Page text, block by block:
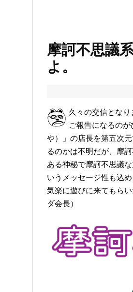
摩訶不思議
よ。
久々の交信とな
ご報告になるの
や）」の店長を第五次
るのかは不明だが、摩
ある神秘で摩訶不思議
いうメッセージ性も込
気楽に遊びに来てもら
ダ会長）